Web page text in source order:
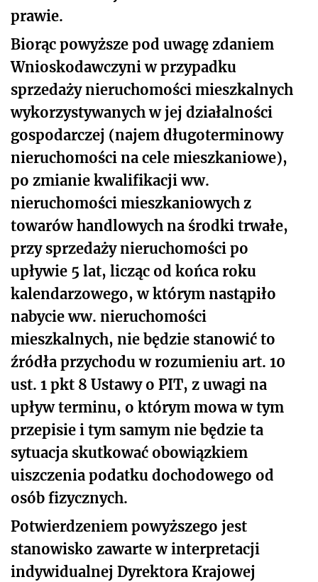
prawie.
Biorąc powyższe pod uwagę zdaniem
Wnioskodawczyni w przypadku
sprzedaży nieruchomości mieszkalnych
wykorzystywanych w jej działalności
gospodarczej (najem długoterminowy
nieruchomości na cele mieszkaniowe),
po zmianie kwalifikacji ww.
nieruchomości mieszkaniowych z
towarów handlowych na środki trwałe,
przy sprzedaży nieruchomości po
upływie 5 lat, licząc od końca roku
kalendarzowego, w którym nastąpiło
nabycie ww. nieruchomości
mieszkalnych, nie będzie stanowić to
źródła przychodu w rozumieniu art. 10
ust. 1 pkt 8 Ustawy o PIT, z uwagi na
upływ terminu, o którym mowa w tym
przepisie i tym samym nie będzie ta
sytuacja skutkować obowiązkiem
uiszczenia podatku dochodowego od
osób fizycznych.
Potwierdzeniem powyższego jest
stanowisko zawarte w interpretacji
indywidualnej Dyrektora Krajowej